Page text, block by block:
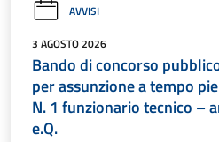
AVVISI
3 AGOSTO 2026
Bando di concorso
per assunzione a tempo
N. 1 funzionario tecnico –
e.Q.